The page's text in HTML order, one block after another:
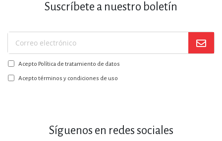
Suscríbete a nuestro boletín
Suscríbase
a
nuestro
boletín:
Acepto Política de tratamiento de datos
Acepto términos y condiciones de uso
Síguenos en redes sociales